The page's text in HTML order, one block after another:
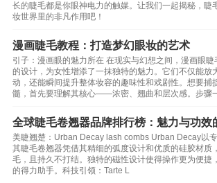
长的睫毛都是你眼神电力的触媒。让我们一起揭秘，睫
妆世界里的非凡作用吧！
漫画睫毛教程：打造梦幻眼妆的艺术
引子：漫画眼的魅力所在 在现实与幻想之间，漫画眼
的设计，为女性增添了一抹独特的魅力。它们不仅能放
动，还能瞬间提升整体妆容的趣味性和戏剧性。想要捕
髓，首先要理解其核心——浓密、翘曲和层次感。步骤
全球睫毛卷翘器品牌排行榜：魅力与功效
美睫翘楚：Urban Decay lash combs Urban Decay以
其睫毛卷翘器凭借其精细的弧度设计和优质的硅胶材质
毛，且持久不打结。独特的磁性设计使得操作更为便捷
的得力助手。科技引领：Tarte L